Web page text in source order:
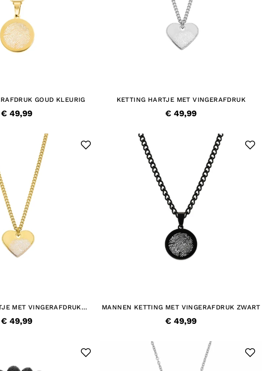
GOUD KLEURIG
€ 49,99
KETTING HARTJE MET VINGERAFDRUK
€ 49,99
MET VINGERAFDRUK
€ 49,99
MANNEN KETTING MET VINGERAFDRUK ZWART
€ 49,99